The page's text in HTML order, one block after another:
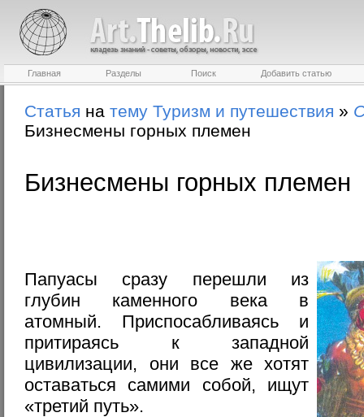
Главная Разделы Поиск Добавить статью
Статья на тему Туризм и путешествия »
Бизнесмены горных племен
Бизнесмены горных племен
Папуасы сразу перешли из
глубин каменного века в
атомный. Приспосабливаясь и
притираясь к западной
цивилизации, они все же хотят
оставаться самими собой, ищут
«третий путь».